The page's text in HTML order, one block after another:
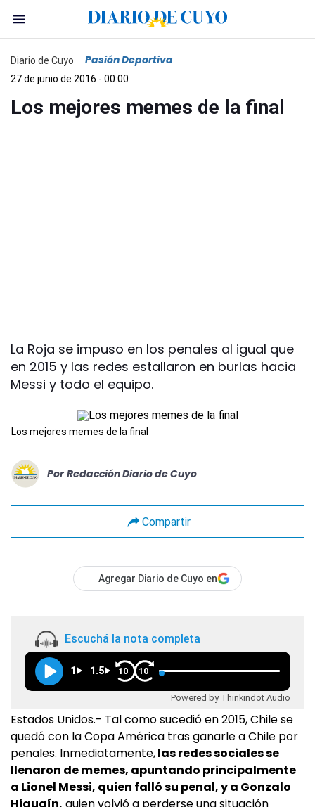
Diario de Cuyo Pasión Deportiva
27 de junio de 2016 - 00:00
Los mejores memes de la final
La Roja se impuso en los penales al igual que
en 2015 y las redes estallaron en burlas hacia
Messi y todo el equipo.
Los mejores memes de la final
Por Redacción Diario de Cuyo
Compartir
Agregar Diario de Cuyo en
Escuchá la nota completa
1 1.5 10 10
Powered by Thinkindot Audio
Estados Unidos.- Tal como sucedió en 2015, Chile se
quedó con la Copa América tras ganarle a Chile por
penales. Inmediatamente,las redes sociales se
llenaron de memes, apuntando principalmente
a Lionel Messi, quien falló su penal, y a Gonzalo